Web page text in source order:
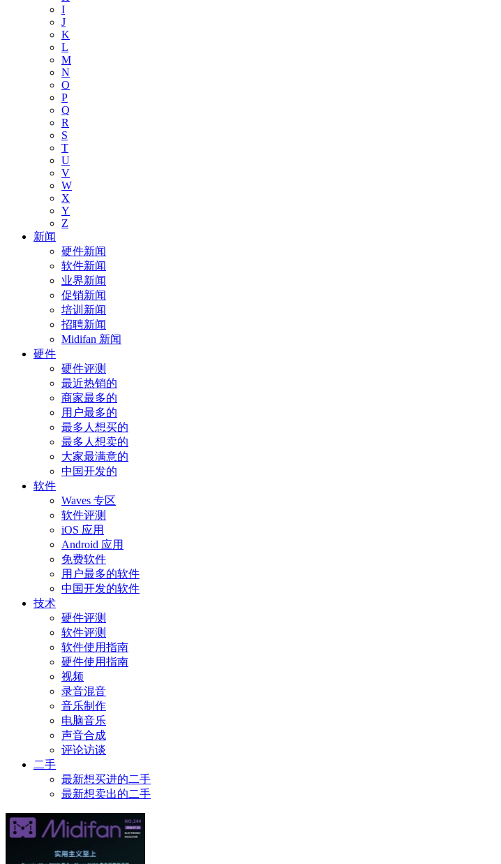
I
J
K
L
M
N
O
P
Q
R
S
T
U
V
W
X
Y
Z
新闻
硬件新闻
软件新闻
业界新闻
促销新闻
培训新闻
招聘新闻
Midifan 新闻
硬件
硬件评测
最近热销的
商家最多的
用户最多的
最多人想买的
最多人想卖的
大家最满意的
中国开发的
软件
Waves 专区
软件评测
iOS 应用
Android 应用
免费软件
用户最多的软件
中国开发的软件
技术
硬件评测
软件评测
软件使用指南
硬件使用指南
视频
录音混音
音乐制作
电脑音乐
声音合成
评论访谈
二手
最新想买进的二手
最新想卖出的二手